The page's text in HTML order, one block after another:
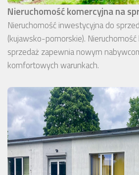
Nieruchomość komercyjna na
Nieruchomość inwestycyjna do
(kujawsko-pomorskie).
sprzedaż zapewnia nowym
komfortowych warunkach.